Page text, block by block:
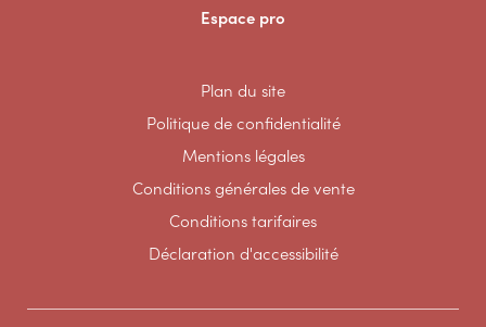
Espace pro
Plan du site
Politique de confidentialité
Mentions légales
Conditions générales de vente
Conditions tarifaires
Déclaration d'accessibilité